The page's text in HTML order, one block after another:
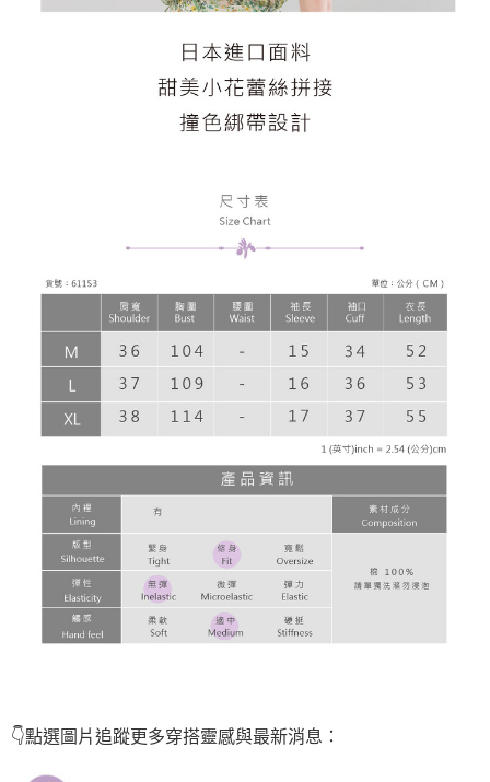
👇點選圖片追蹤更多穿搭靈感與最新消息：